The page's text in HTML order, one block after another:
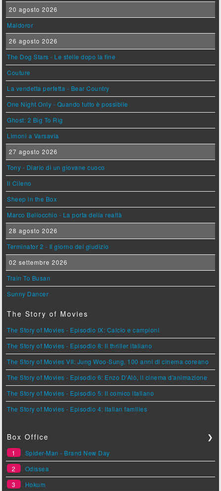
20 agosto 2026
Maldoror
26 agosto 2026
The Dog Stars - Le stelle dopo la fine
Couture
La vendetta perfetta - Bear Country
One Night Only - Quando tutto è possibile
Ghost: 2 Big To Rig
Limoni a Varsavia
27 agosto 2026
Tony - Diario di un giovane cuoco
Il Cileno
Sheep in the Box
Marco Bellocchio - La porta della realtà
28 agosto 2026
Terminator 2 - Il giorno del giudizio
02 settembre 2026
Train To Busan
Sunny Dancer
The Story of Movies
The Story of Movies - Episodio IX: Calcio e campioni
The Story of Movies - Episodio 8: Il thriller italiano
The Story of Movies VII: Jung Woo-Sung, 100 anni di cinema coreano
The Story of Movies - Episodio 6: Enzo D'Alò, il cinema d'animazione
The Story of Movies - Episodio 5: Il comico italiano
The Story of Movies - Episodio 4: Italian families
Box Office ❯
1
Spider-Man - Brand New Day
2
Odissea
3
Hokum